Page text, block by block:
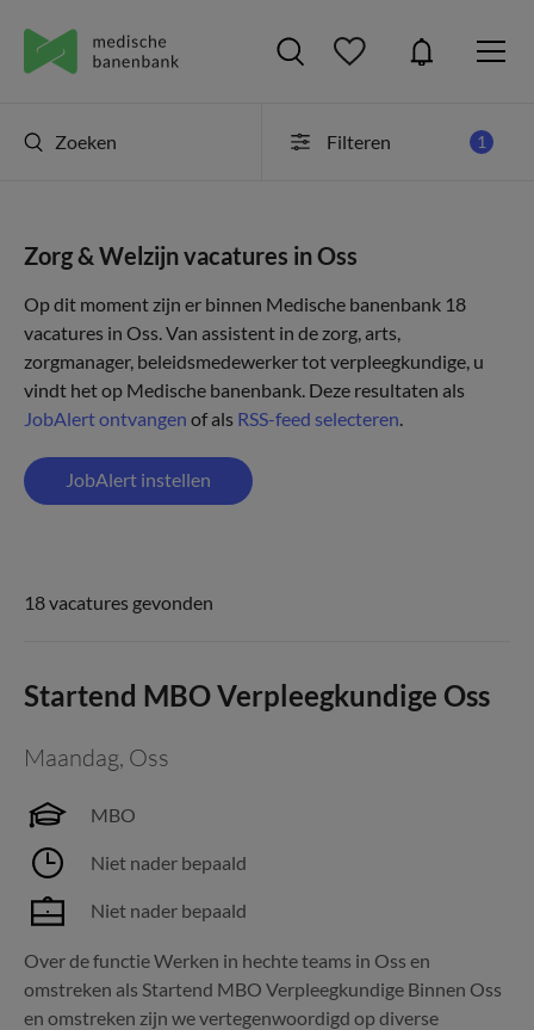
Zoeken Filteren 1
Zorg & Welzijn vacatures in Oss
Op dit moment zijn er binnen Medische banenbank 18
vacatures in Oss. Van assistent in de zorg, arts,
zorgmanager, beleidsmedewerker tot verpleegkundige, u
vindt het op Medische banenbank. Deze resultaten als
JobAlert ontvangen of als RSS-feed selecteren.
JobAlert instellen
18 vacatures gevonden
Startend MBO Verpleegkundige Oss
Maandag, Oss
MBO
Niet nader bepaald
Niet nader bepaald
Over de functie Werken in hechte teams in Oss en
omstreken als Startend MBO Verpleegkundige Binnen Oss
en omstreken zijn we vertegenwoordigd op diverse